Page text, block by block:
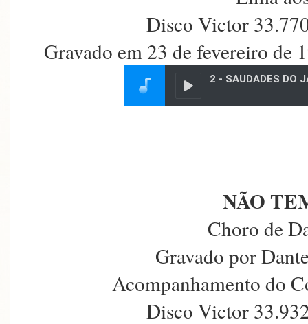
Disco Victor
Gravado em 23 de fevereiro de
NÃO
Choro de
Gravado por
Acompanhamento do
Disco Victor